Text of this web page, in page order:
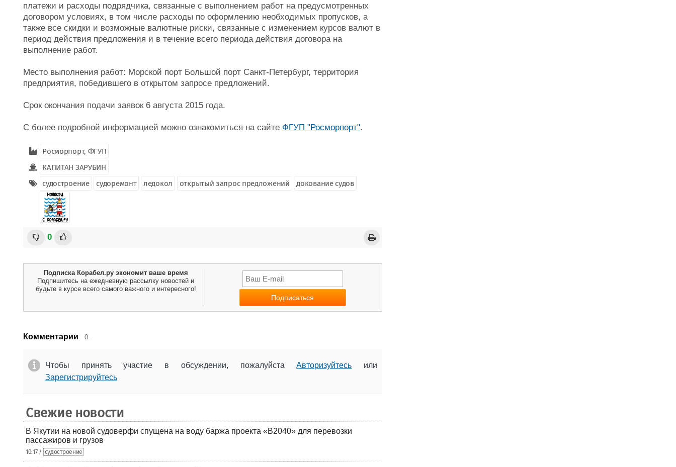
платежи и расходы подрядчика, связанные с выполнением работ на предусмотренных
договором условиях, в том числе расходы по оформлению необходимых пропусков, а
также все скидки и возможные валютные риски, связанные с изменением курсов валют в
период действия предложения и в течение всего периода действия договора на
выполнение работ.
Место выполнения работ: Морской порт Большой порт Санкт-Петербург, территория
предприятия, победившего в открытом запросе предложений.
Срок окончания подачи заявок 6 августа 2015 года.
С более подробной информацией можно ознакомиться на сайте ФГУП "Росморпорт".
Росморпорт, ФГУП
КАПИТАН ЗАРУБИН
судостроение
судоремонт ледокол открытый запрос предложений докование судов
0
Подписка Корабел.ру экономит ваше время
Подпишитесь на ежедневную рассылку новостей и
будьте в курсе всего самого важного и интересного!
Комментарии 0.
Чтобы принять участие в обсуждении, пожалуйстаАвторизуйтесь или
Зарегистрируйтесь
Свежие новости
В Якутии на новой судоверфи спущена на воду баржа проекта «В2040» для перевозки
пассажиров и грузов
10:17 / судостроение